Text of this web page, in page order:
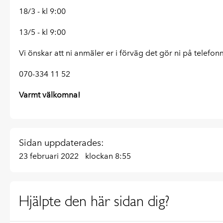
18/3 - kl 9:00
13/5 - kl 9:00
Vi önskar att ni anmäler er i förväg det gör ni på
070-334 11 52
Varmt välkomna!
Sidan uppdaterades:
23 februari 2022 klockan 8:55
Hjälpte den här sidan dig?